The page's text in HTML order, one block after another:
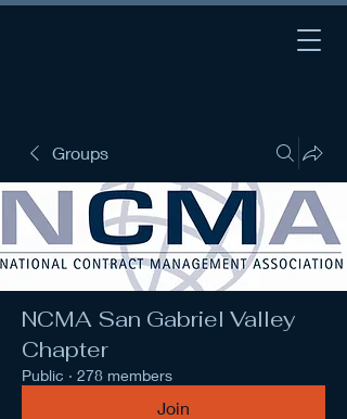
Groups
NCMA San Gabriel Valley
Chapter
Public · 278 members
Join